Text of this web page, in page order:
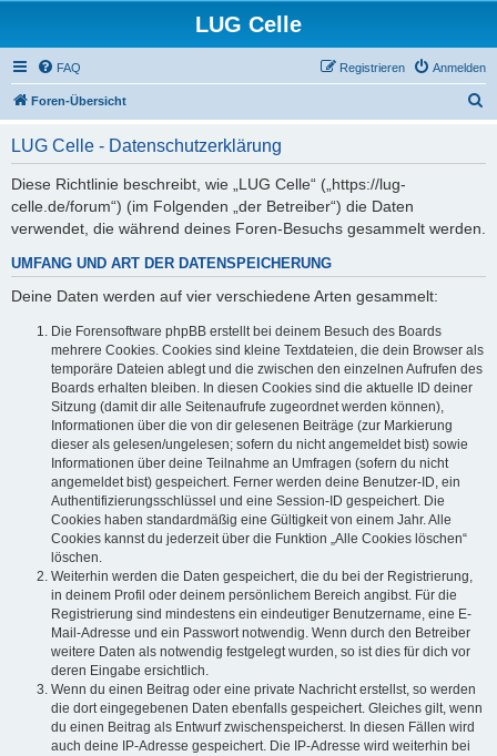
LUG Celle
FAQ Anmelden
Registrieren
Foren-Übersicht
LUG Celle - Datenschutzerklärung
Diese Richtlinie beschreibt, wie „LUG Celle“ („https://lug-
celle.de/forum“) (im Folgenden „der Betreiber“) die Daten
verwendet, die während deines Foren-Besuchs gesammelt werden.
UMFANG UND ART DER DATENSPEICHERUNG
Deine Daten werden auf vier verschiedene Arten gesammelt:
Die Forensoftware phpBB erstellt bei deinem Besuch des Boards
mehrere Cookies. Cookies sind kleine Textdateien, die dein Browser als
temporäre Dateien ablegt und die zwischen den einzelnen Aufrufen des
Boards erhalten bleiben. In diesen Cookies sind die aktuelle ID deiner
Sitzung (damit dir alle Seitenaufrufe zugeordnet werden können),
Informationen über die von dir gelesenen Beiträge (zur Markierung
dieser als gelesen/ungelesen; sofern du nicht angemeldet bist) sowie
Informationen über deine Teilnahme an Umfragen (sofern du nicht
angemeldet bist) gespeichert. Ferner werden deine Benutzer-ID, ein
Authentifizierungsschlüssel und eine Session-ID gespeichert. Die
Cookies haben standardmäßig eine Gültigkeit von einem Jahr. Alle
Cookies kannst du jederzeit über die Funktion „Alle Cookies löschen“
löschen.
Weiterhin werden die Daten gespeichert, die du bei der Registrierung,
in deinem Profil oder deinem persönlichem Bereich angibst. Für die
Registrierung sind mindestens ein eindeutiger Benutzername, eine E-
Mail-Adresse und ein Passwort notwendig. Wenn durch den Betreiber
weitere Daten als notwendig festgelegt wurden, so ist dies für dich vor
deren Eingabe ersichtlich.
Wenn du einen Beitrag oder eine private Nachricht erstellst, so werden
die dort eingegebenen Daten ebenfalls gespeichert. Gleiches gilt, wenn
du einen Beitrag als Entwurf zwischenspeicherst. In diesen Fällen wird
auch deine IP-Adresse gespeichert. Die IP-Adresse wird weiterhin bei